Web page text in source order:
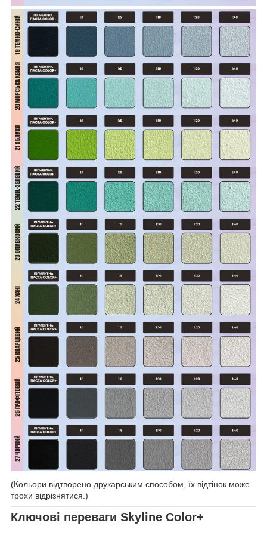
(Кольори відтворено друкарським способом, їх відтінок може
трохи відрізнятися.)
Ключові переваги Skyline Color+